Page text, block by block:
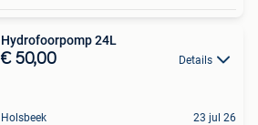
Hydrofoorpomp 24L
€ 50,00 Details
Holsbeek 23 jul 26